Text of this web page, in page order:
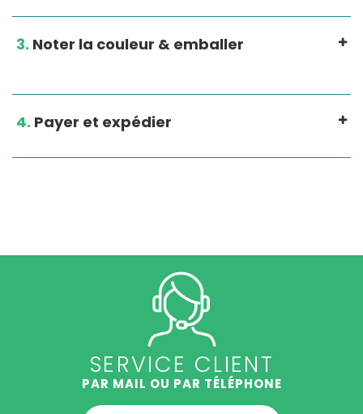
3. Noter la couleur & emballer
4. Payer et expédier
SERVICE CLIENT
PAR MAIL OU PAR TÉLÉPHONE